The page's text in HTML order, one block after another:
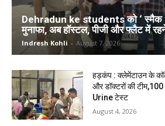
Dehradun ke students को ‘ स्मैक
मुनाफा, अब हॉस्टल, पीजी और फ्लैट में
Indresh Kohli - August 7, 2026
हड़कंप : क्लेमेंटाउन के
और डॉक्टरों की
Urine टेस्ट
August 4, 2026